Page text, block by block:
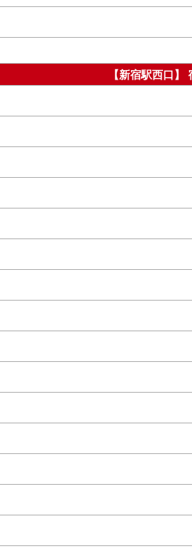
【新宿駅西口